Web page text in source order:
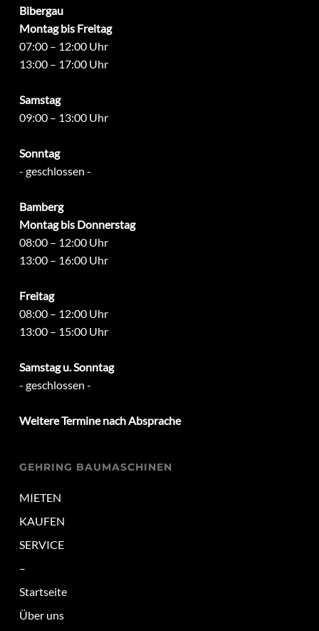
Bibergau
Montag bis Freitag
07:00 – 12:00 Uhr
13:00 – 17:00 Uhr
Samstag
09:00 – 13:00 Uhr
Sonntag
- geschlossen -
Bamberg
Montag bis Donnerstag
08:00 – 12:00 Uhr
13:00 – 16:00 Uhr
Freitag
08:00 – 12:00 Uhr
13:00 – 15:00 Uhr
Samstag u. Sonntag
- geschlossen -
Weitere Termine nach Absprache
GEHRING BAUMASCHINEN
MIETEN
KAUFEN
SERVICE
–
Startseite
Über uns